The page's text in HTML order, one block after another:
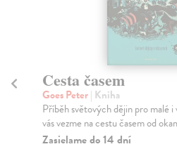
Cesta časem
Goes Peter| Kniha
Příběh světových dějin pro malé
vás vezme na cestu časem od
Zasielame do 14 dní